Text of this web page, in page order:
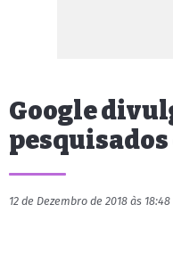
Google
pesquisados
12 de Dezembro de 2018 às 18:48